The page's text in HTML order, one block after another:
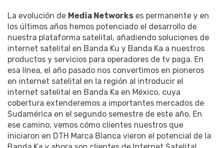
La evolución de Media Networks es permanente y en
los últimos años hemos potenciado el desarrollo de
nuestra plataforma satelital, añadiendo soluciones de
internet satelital en Banda Ku y Banda Ka a nuestros
productos y servicios para operadores de tv paga. En
esa línea, el año pasado nos convertimos en pioneros
en internet satelital en la región al introducir el
internet satelital en Banda Ka en México, cuya
cobertura extenderemos a importantes mercados de
Sudamérica en el segundo semestre de este año. En
ese camino, vemos cómo clientes nuestros que
iniciaron en DTH Marca Blanca vieron el potencial de la